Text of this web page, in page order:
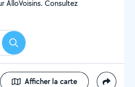
AlloVoisins. Consultez
Rechercher
Afficher la carte